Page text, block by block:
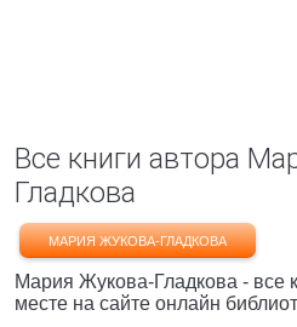
Все книги автора
Гладкова
МАРИЯ ЖУКОВА-ГЛАДКОВА
Мария Жукова-Гладкова - все
месте на сайте онлайн